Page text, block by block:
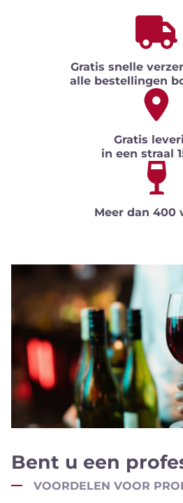
Gratis snelle
alle bestellingen
Gratis
in een straal
Meer dan 400
Bent u een
VOORDELEN VOOR